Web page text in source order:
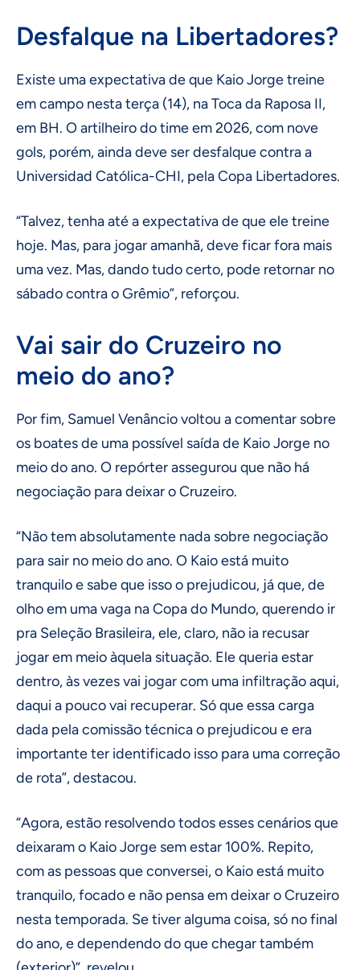
Desfalque na Libertadores?
Existe uma expectativa de que Kaio Jorge treine
em campo nesta terça (14), na Toca da Raposa II,
em BH. O artilheiro do time em 2026, com nove
gols, porém, ainda deve ser desfalque contra a
Universidad Católica-CHI, pela Copa Libertadores.
“Talvez, tenha até a expectativa de que ele treine
hoje. Mas, para jogar amanhã, deve ficar fora mais
uma vez. Mas, dando tudo certo, pode retornar no
sábado contra o Grêmio”, reforçou.
Vai sair do Cruzeiro no
meio do ano?
Por fim, Samuel Venâncio voltou a comentar sobre
os boates de uma possível saída de Kaio Jorge no
meio do ano. O repórter assegurou que não há
negociação para deixar o Cruzeiro.
“Não tem absolutamente nada sobre negociação
para sair no meio do ano. O Kaio está muito
tranquilo e sabe que isso o prejudicou, já que, de
olho em uma vaga na Copa do Mundo, querendo ir
pra Seleção Brasileira, ele, claro, não ia recusar
jogar em meio àquela situação. Ele queria estar
dentro, às vezes vai jogar com uma infiltração aqui,
daqui a pouco vai recuperar. Só que essa carga
dada pela comissão técnica o prejudicou e era
importante ter identificado isso para uma correção
de rota”, destacou.
“Agora, estão resolvendo todos esses cenários que
deixaram o Kaio Jorge sem estar 100%. Repito,
com as pessoas que conversei, o Kaio está muito
tranquilo, focado e não pensa em deixar o Cruzeiro
nesta temporada. Se tiver alguma coisa, só no final
do ano, e dependendo do que chegar também